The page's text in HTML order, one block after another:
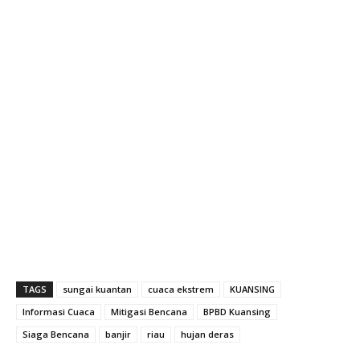
TAGS sungai kuantan cuaca ekstrem
KUANSING
Informasi Cuaca
Mitigasi Bencana
BPBD Kuansing
Siaga Bencana
banjir riau hujan deras